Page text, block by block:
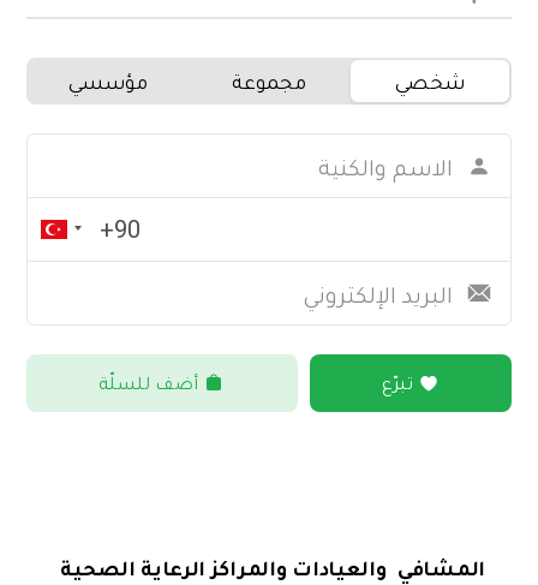
شخصي مجموعة مؤسسي
تبرّع أضف للسلّة
المشافي والعيادات والمراكز الرعاية الصحية